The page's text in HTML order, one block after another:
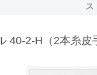
ス
40-2-H（2本糸皮